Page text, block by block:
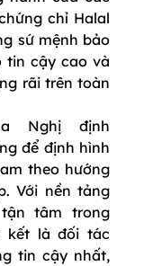
chỉ Halal
sứ mệnh bảo
tin cậy cao và
rãi trên toàn
Nghị định
để định hình
theo hướng
Với nền tảng
tâm trong
kết là đối tác
tin cậy nhất,